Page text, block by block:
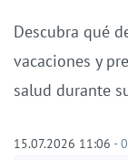
Descubra qué
vacaciones y
salud durante
15.07.2026 11:06 -0